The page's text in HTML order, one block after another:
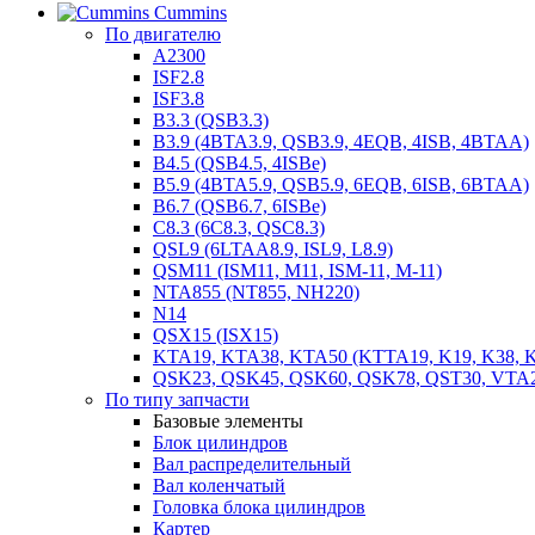
Cummins
По двигателю
A2300
ISF2.8
ISF3.8
B3.3 (QSB3.3)
B3.9 (4BTA3.9, QSB3.9, 4EQB, 4ISB, 4BTAA)
B4.5 (QSB4.5, 4ISBe)
B5.9 (4BTA5.9, QSB5.9, 6EQB, 6ISB, 6BTAA)
B6.7 (QSB6.7, 6ISBe)
C8.3 (6C8.3, QSC8.3)
QSL9 (6LTAA8.9, ISL9, L8.9)
QSM11 (ISM11, M11, ISM-11, M-11)
NTA855 (NT855, NH220)
N14
QSX15 (ISX15)
KTA19, KTA38, KTA50 (KTTA19, K19, K38,
QSK23, QSK45, QSK60, QSK78, QST30,
По типу запчасти
Базовые элементы
Блок цилиндров
Вал распределительный
Вал коленчатый
Головка блока цилиндров
Картер